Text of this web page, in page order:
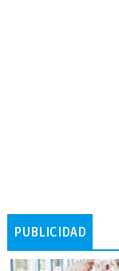
PUBLICIDAD